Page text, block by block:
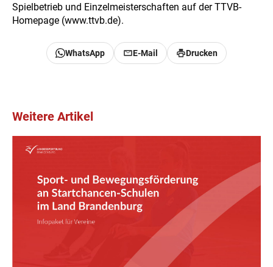
Spielbetrieb und Einzelmeisterschaften auf der TTVB-
Homepage (www.ttvb.de).
WhatsApp E-Mail Drucken
Weitere Artikel